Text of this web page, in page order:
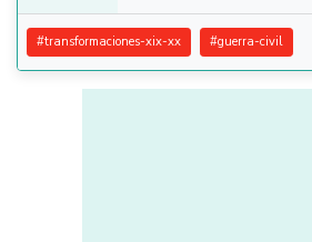
#transformaciones-xix-xx #guerra-civil